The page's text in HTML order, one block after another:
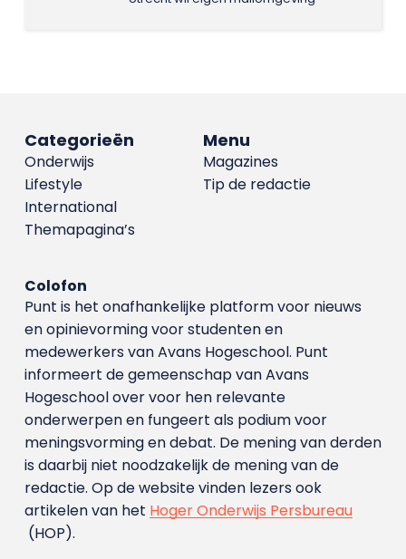
Menu
Magazines
Tip de redactie
Categorieën
Onderwijs
Lifestyle
International
Themapagina’s
Colofon
Punt is het onafhankelijke platform voor nieuws
en opinievorming voor studenten en
medewerkers van Avans Hoge­school. Punt
informeert de gemeenschap van Avans
Hogeschool over voor hen relevante
onderwerpen en fungeert als podium voor
meningsvorming en debat. De mening van derden
is daarbij niet noodzakelijk de mening van de
redactie. Op de website vinden lezers ook
artikelen van het Hoger Onderwijs Persbureau
(HOP).